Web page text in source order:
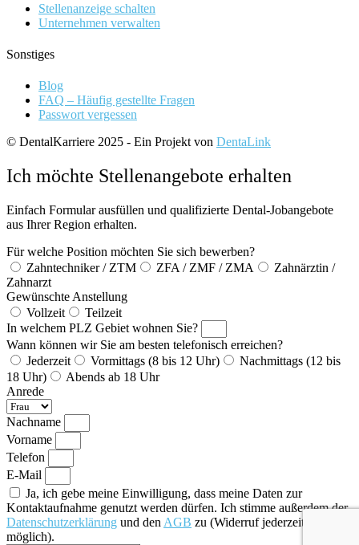
Stellenanzeige schalten
Unternehmen verwalten
Sonstiges
Blog
FAQ – Häufig gestellte Fragen
Passwort vergessen
© DentalKarriere 2025 - Ein Projekt von DentaLink
Ich möchte Stellenangebote erhalten
Einfach Formular ausfüllen und qualifizierte Dental-Jobangebote
aus Ihrer Region erhalten.
Für welche Position möchten Sie sich bewerben?
Zahntechniker / ZTM
ZFA / ZMF / ZMA
Zahnärztin /
Zahnarzt
Gewünschte Anstellung
Vollzeit
Teilzeit
In welchem PLZ Gebiet wohnen Sie?
Wann können wir Sie am besten telefonisch erreichen?
Jederzeit
Vormittags (8 bis 12 Uhr)
Nachmittags (12 bis
18 Uhr)
Abends ab 18 Uhr
Anrede
Nachname
Vorname
Telefon
E-Mail
Ja, ich gebe meine Einwilligung, dass meine Daten zur
Kontaktaufnahme genutzt werden dürfen. Ich stimme außerdem der
Datenschutzerklärung und den AGB zu (Widerruf jederzeit
möglich).